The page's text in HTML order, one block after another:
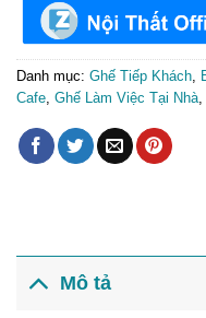
Danh mục: Ghế Tiếp Khách
Cafe Ghế Làm Việc Tại Nhà
Mô tả